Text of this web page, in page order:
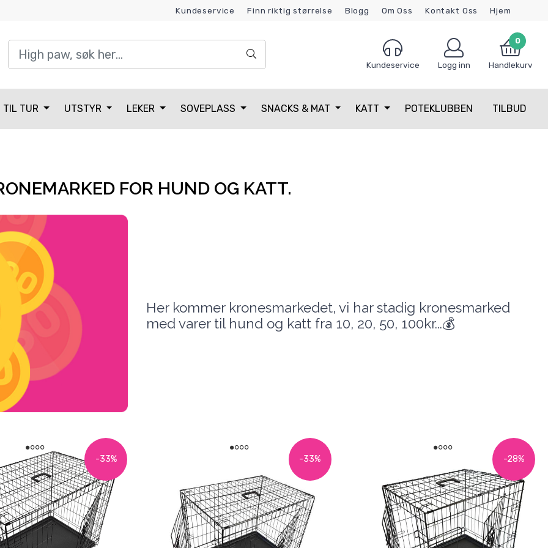
Kundeservice Finn riktig størrelse Blogg Om Oss Kontakt Oss
Hjem
Kundeservice Logg inn
0
Handlekurv
TIL TUR UTSTYR LEKER SOVEPLASS SNACKS & MAT KATT POTEKLUBBEN TILBUD
FOR HUND OG KATT.
Her kommer kronesmarkedet, vi har stadig kronesmarked
med varer til hund og katt fra 10, 20, 50, 100kr...💰
-33% -33% -28%